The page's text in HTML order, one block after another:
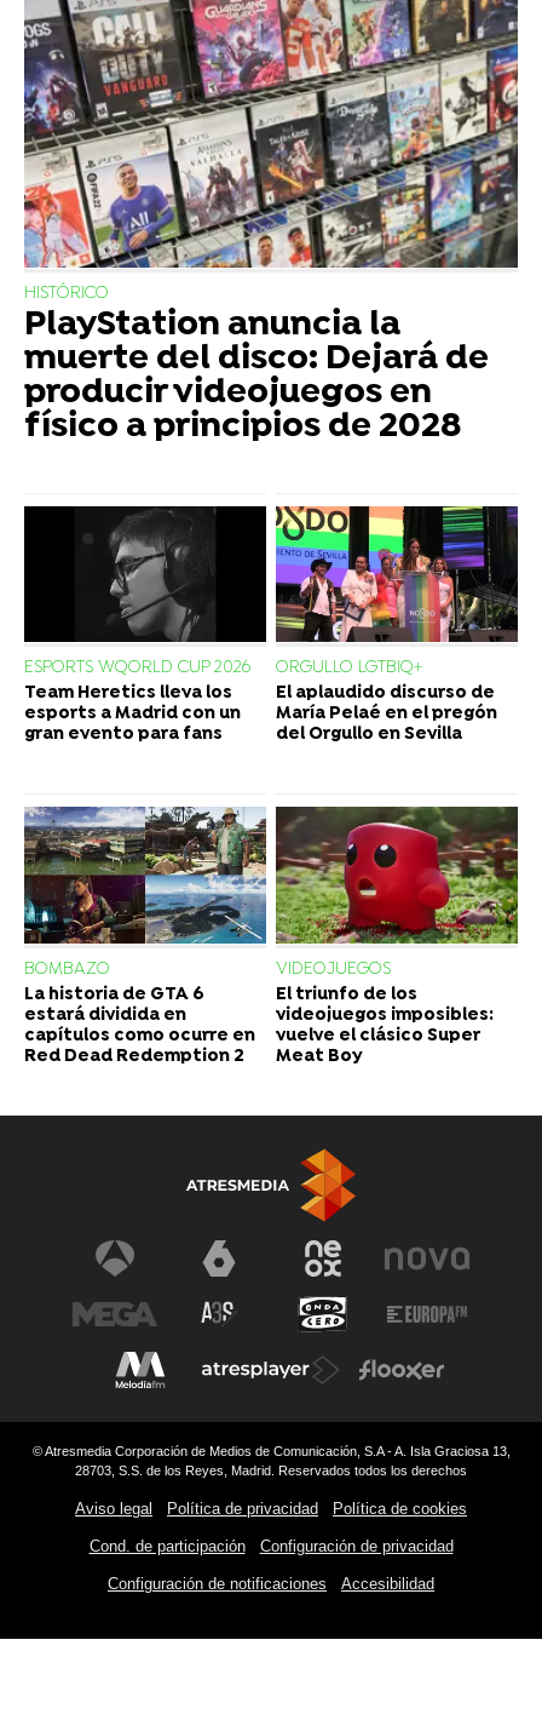
HISTÓRICO
PlayStation anuncia la
muerte del disco: Dejará de
producir videojuegos en
físico a principios de 2028
ESPORTS WQORLD CUP 2026
Team Heretics lleva los
esports a Madrid con un
gran evento para fans
ORGULLO LGTBIQ+
El aplaudido discurso de
María Pelaé en el pregón
del Orgullo en Sevilla
BOMBAZO
La historia de GTA 6
estará dividida en
capítulos como ocurre en
Red Dead Redemption 2
VIDEOJUEGOS
El triunfo de los
videojuegos imposibles:
vuelve el clásico Super
Meat Boy
© Atresmedia Corporación de Medios de Comunicación, S.A - A. Isla Graciosa 13,
28703, S.S. de los Reyes, Madrid. Reservados todos los derechos
Aviso legal Política de privacidad Política de cookies
Cond. de participación Configuración de privacidad
Configuración de notificaciones Accesibilidad